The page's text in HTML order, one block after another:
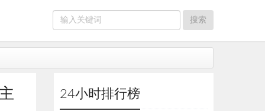
24小时排行榜